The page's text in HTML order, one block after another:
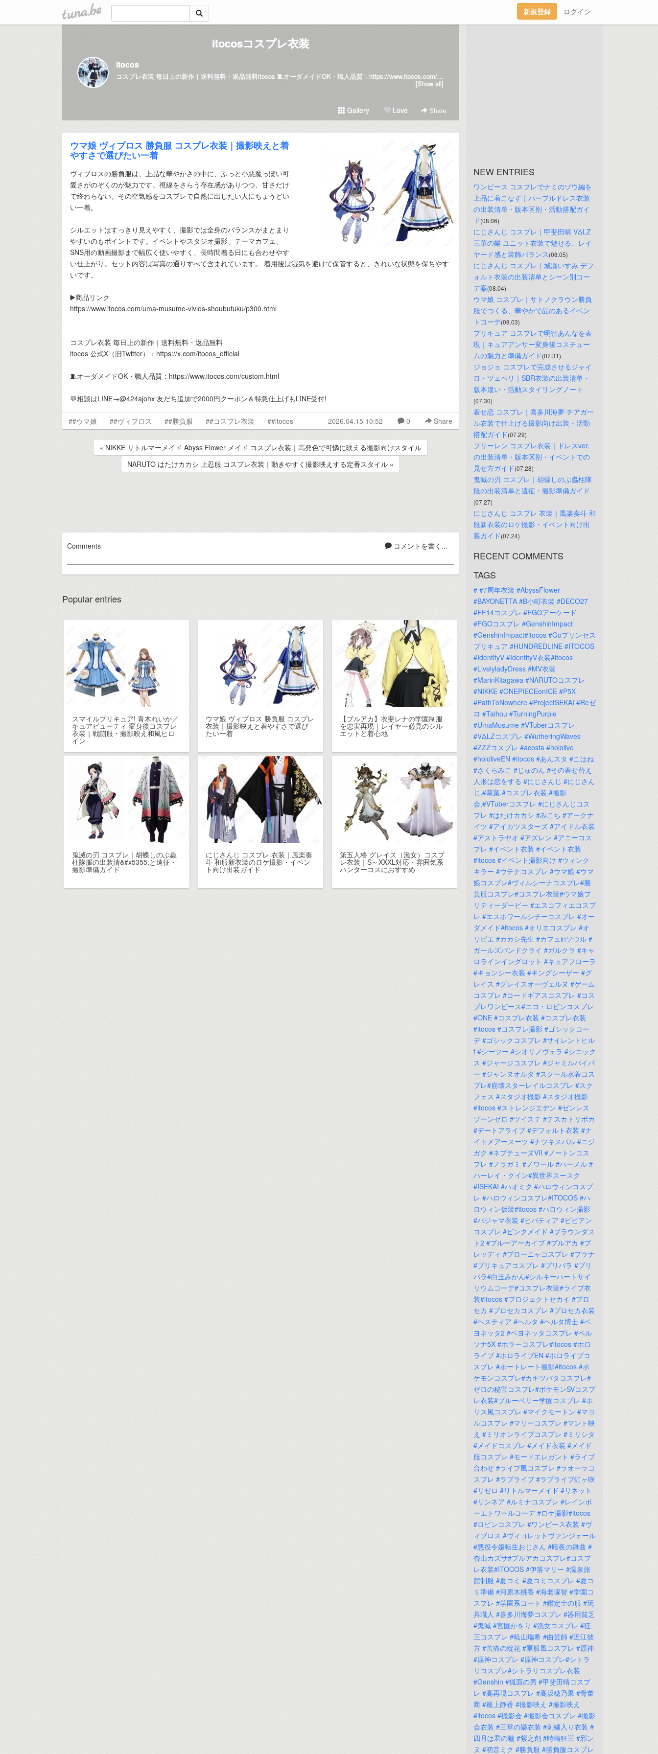
tuna.be 新規登録 ログイン
itocosコスプレ衣装
itocos
コスプレ衣装 毎日上の新作｜送料無料・返品無料itocos 🧵オーダメイドOK・職人品質：https://www.itocos.com/custom.html💬相談はLINE→@424ajohx友だち追加で2000円クーポン＆特急仕上げもLINE受付!
[Show all]
Gallery Love Share
ウマ娘 ヴィブロス 勝負服 コスプレ衣装｜撮影映えと着
やすさで選びたい一着
ヴィブロスの勝負服は、上品な華やかさの中に、ふっと小悪魔っぽい可
愛さがのぞくのが魅力です。視線をさらう存在感がありつつ、甘さだけ
で終わらない。その空気感をコスプレで自然に出したい人にちょうどい
い一着。
シルエットはすっきり見えやすく、撮影では全身のバランスがまとまり
やすいのもポイントです。イベントやスタジオ撮影、テーマカフェ、
SNS用の動画撮影まで幅広く使いやすく、長時間着る日にも合わせやす
い仕上がり。セット内容は写真の通りすべて含まれています。 着用後は湿気を避けて保管すると、きれいな状態を保ちやす
いです。
▶️商品リンク
https://www.itocos.com/uma-musume-vivlos-shoubufuku/p300.html
コスプレ衣装 毎日上の新作｜送料無料・返品無料
itocos 公式X（旧Twitter）：https://x.com/itocos_official
🧵オーダメイドOK・職人品質：https://www.itocos.com/custom.html
💬相談はLINE→@424ajohx 友だち追加で2000円クーポン＆特急仕上げもLINE受付!
##ウマ娘 ##ヴィブロス ##勝負服 ##コスプレ衣装 ##itocos 2026.04.15 10:52 0 Share
« NIKKE リトルマーメイド Abyss Flower メイド コスプレ衣装｜高発色で可憐に映える撮影向けスタイル
NARUTO はたけカカシ 上忍服 コスプレ衣装｜動きやすく撮影映えする定番スタイル »
コメントを書く...
Comments
Popular entries
スマイルプリキュア! 青木れいか／
キュアビューティ 変身後コスプレ
衣装｜戦闘服・撮影映え和風ヒロ
イン
ウマ娘 ヴィブロス 勝負服 コスプレ
衣装｜撮影映えと着やすさで選び
たい一着
【ブルアカ】衣斐レナの学園制服
を忠実再現｜レイヤー必見のシル
エットと着心地
鬼滅の刃 コスプレ｜胡蝶しのぶ蟲
柱隊服の出装清&#x5355;と遠征・
撮影準備ガイド
にじさんじ コスプレ 衣装｜風楽奏
斗 和服新衣装のロケ撮影・イベン
ト向け出装ガイド
第五人格 グレイス（漁女）コスプ
レ衣装｜S～XXXL対応・雰囲気系
ハンターコスにおすすめ
NEW ENTRIES
ワンピース コスプレでナミのゾウ編を
上品に着こなす｜パープルドレス衣装
の出装清单・版本区别・活動搭配ガイ
ド(08.06)
にじさんじ コスプレ｜甲斐田晴 VΔLZ
三華の樂 ユニット衣装で魅せる、レイ
ヤード感と装飾バランス(08.05)
にじさんじ コスプレ｜城瀬いすみ デフ
ォルト衣装の出装清单とシーン別コー
デ案(08.04)
ウマ娘 コスプレ｜サトノクラウン勝負
服でつくる、華やかで品のあるイベン
トコーデ(08.03)
プリキュア コスプレで明智あんなを表
現｜キュアアンサー変身後コスチュー
ムの魅力と準備ガイド(07.31)
ジョジョ コスプレで完成させるジャイ
ロ・ツェペリ｜SBR衣装の出装清单・
版本違い・活動スタイリングノート
(07.30)
着せ恋 コスプレ｜喜多川海夢 チアガー
ル衣装で仕上げる撮影向け出装・活動
搭配ガイド(07.29)
フリーレン コスプレ衣装｜ドレスver.
の出装清单・版本区别・イベントでの
見せ方ガイド(07.28)
鬼滅の刃 コスプレ｜胡蝶しのぶ蟲柱隊
服の出装清单と遠征・撮影準備ガイド
(07.27)
にじさんじ コスプレ 衣装｜風楽奏斗 和
服新衣装のロケ撮影・イベント向け出
装ガイド(07.24)
RECENT COMMENTS
TAGS
# #7周年衣装 #AbyssFlower
#BAYONETTA #B小町衣装 #DECO27
#FF14コスプレ #FGOアーケード
#FGOコスプレ #GenshinImpact
#GenshinImpact#itocos #Goプリンセス
プリキュア #HUNDREDLINE #ITOCOS
#IdentityV #IdentityV衣装#itocos
#LivelyladyDress #MV衣装
#MarinKitagawa #NARUTOコスプレ
#NIKKE #ONEPIECEonICE #P5X
#PathToNowhere #ProjectSEKAI #Reゼ
ロ #Taihou #TurningPurple
#UmaMusume #VTuberコスプレ
#VΔLZコスプレ #WutheringWaves
#ZZZコスプレ #acosta #hololive
#hololiveEN #itocos #あんスタ #こはね
#さくらみこ #じゅのん #その着せ替え
人形は恋をする #にじさんじ #にじさん
じ,#葛葉,#コスプレ衣装,#撮影
会,#VTuberコスプレ #にじさんじコス
プレ #はたけカカシ #みこち #アークナ
イツ #アイカツスターズ #アイドル衣装
#アストラヤオ #アズレン #アニーコス
プレ #イベント衣装 #イベント衣装
#itocos #イベント撮影向け #ウィンク
キラー #ウテナコスプレ #ウマ娘 #ウマ
娘コスプレ#ヴィルシーナコスプレ#勝
負服コスプレ#コスプレ衣装#ウマ娘プ
リティーダービー #エスコフィエコスプ
レ #エスポワールシチーコスプレ #オー
ダメイド#itocos #オリエコスプレ #オ
リビエ #カカシ先生 #カフェinソウル #
ガールズバンドクライ #ガルクラ #キャ
ロラインイングロット #キュアフローラ
#キョンシー衣装 #キングシーザー #グ
レイス #グレイスオーヴェルヌ #ゲーム
コスプレ #コードギアスコスプレ #コス
プレワンピース#ニコ・ロビンコスプレ
#ONE #コスプレ衣装 #コスプレ衣装
#itocos #コスプレ撮影 #ゴシックコー
デ #ゴシックコスプレ #サイレントヒル
f #シーツー #シオリノヴェラ #シニック
ス #ジャージコスプレ #ジャミルバイパ
ー #ジャンヌオルタ #スクール水着コス
プレ#崩壊スターレイルコスプレ #スク
フェス #スタジオ撮影 #スタジオ撮影
#itocos #ストレンジエデン #ゼンレス
ゾーンゼロ #ツイステ #テスカトリポカ
#デートアライブ #デフォルト衣装 #ナ
イトメアースーツ #ナツキスバル #ニジ
ガク #ネプテューヌVII #ノートンコス
プレ #ノラガミ #ノワール #ハーメル #
ハーレイ・クイン#異世界スースク
#ISEKAI #ハオミク #ハロウィンコスプ
レ #ハロウィンコスプレ#ITOCOS #ハ
ロウィン仮装#itocos #ハロウィン撮影
#パジャマ衣装 #ヒパティア #ビビアン
コスプレ #ピンクメイド #ブラウンダス
ト2 #ブルーアーカイブ #ブルアカ #ブ
レッディ #ブローニャコスプレ #プラナ
#プリキュアコスプレ #プリパラ #プリ
パラ#白玉みかん#シルキーハートサイ
リウムコーデ#コスプレ衣装#ライブ衣
装#itocos #プロジェクトセカイ #プロ
セカ #プロセカコスプレ #プロセカ衣装
#ヘスティア #ヘルタ #ヘルタ博士 #ベ
ヨネッタ2 #ベヨネッタコスプレ #ペル
ソナ5X #ホラーコスプレ#itocos #ホロ
ライブ #ホロライブEN #ホロライブコ
スプレ #ポートレート撮影#itocos #ポ
ケモンコスプレ#カキツバタコスプレ#
ゼロの秘宝コスプレ#ポケモンSVコスプ
レ衣装#ブルーベリー学園コスプレ #ポ
リス風コスプレ #マイクモートン #マヨ
ルコスプレ #マリーコスプレ #マント映
え #ミリオンライブコスプレ #ミリシタ
#メイドコスプレ #メイド衣装 #メイド
服コスプレ #モードエレガント #ライブ
合わせ #ライブ風コスプレ #ラオーラコ
スプレ #ラブライブ #ラブライブ虹ヶ咲
#リゼロ #リトルマーメイド #リネット
#リンネア #ルミナコスプレ #レインボ
ーエトワールコーデ #ロケ撮影#itocos
#ロビンコスプレ #ワンピース衣装 #ヴ
ィブロス #ヴィヨレットヴァンジェール
#悪役令嬢転生おじさん #暗夜の舞曲 #
杏山カズサ#ブルアカコスプレ#コスプ
レ衣装#ITOCOS #伊落マリー #温泉旅
館制服 #夏コミ #夏コミコスプレ #夏コ
ミ準備 #河原木桃香 #海老塚智 #学園コ
スプレ #学園系コート #鑑定士の服 #玩
具職人 #喜多川海夢コスプレ #器用貧乏
#鬼滅 #宮園かをり #漁女コスプレ #狂
三コスプレ #暁山瑞希 #曲芸師 #近江彼
方 #苦痛の綻花 #軍服風コスプレ #原神
#原神コスプレ #原神コスプレ#シトラ
リコスプレ#シトラリコスプレ衣装
#Genshin #狐面の男 #甲斐田晴コスプ
レ #高再現コスプレ #高坂穂乃果 #骨董
商 #最上静香 #撮影映え #撮影映え
#itocos #撮影会 #撮影会コスプレ #撮影
会衣装 #三華の樂衣装 #刺繍入り衣装 #
四月は君の嘘 #紫之創 #時崎狂三 #邪ン
ヌ #初音ミク #勝負服 #勝負服コスプレ